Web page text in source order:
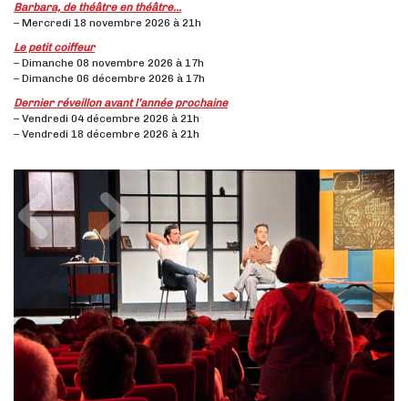
Barbara, de théâtre en théâtre…
– Mercredi 18 novembre 2026 à 21h
Le petit coiffeur
– Dimanche 08 novembre 2026 à 17h
– Dimanche 06 décembre 2026 à 17h
Dernier réveillon avant l’année prochaine
– Vendredi 04 décembre 2026 à 21h
– Vendredi 18 décembre 2026 à 21h
PrécédentSuivant